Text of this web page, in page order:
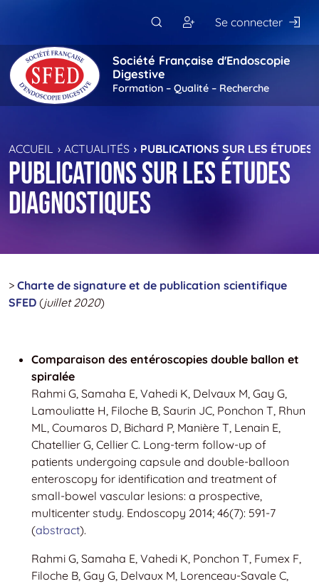
Se connecter
Société Française d'Endoscopie
Digestive
Formation – Qualité – Recherche
ACCUEIL ACTUALITÉS PUBLICATIONS SUR LES ÉTUDES
Publications sur les études
diagnostiques
> Charte de signature et de publication scientifique
SFED (juillet 2020)
Comparaison des entéroscopies double ballon et
spiralée
Rahmi G, Samaha E, Vahedi K, Delvaux M, Gay G,
Lamouliatte H, Filoche B, Saurin JC, Ponchon T, Rhun
ML, Coumaros D, Bichard P, Manière T, Lenain E,
Chatellier G, Cellier C. Long-term follow-up of
patients undergoing capsule and double-balloon
enteroscopy for identification and treatment of
small-bowel vascular lesions: a prospective,
multicenter study. Endoscopy 2014; 46(7): 591-7
(abstract).
Rahmi G, Samaha E, Vahedi K, Ponchon T, Fumex F,
Filoche B, Gay G, Delvaux M, Lorenceau-Savale C,